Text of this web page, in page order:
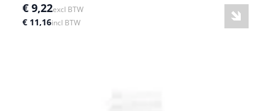
€ 9,22excl BTW
€ 11,16incl BTW